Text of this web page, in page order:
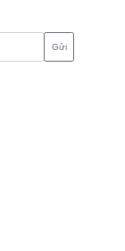
Gửi